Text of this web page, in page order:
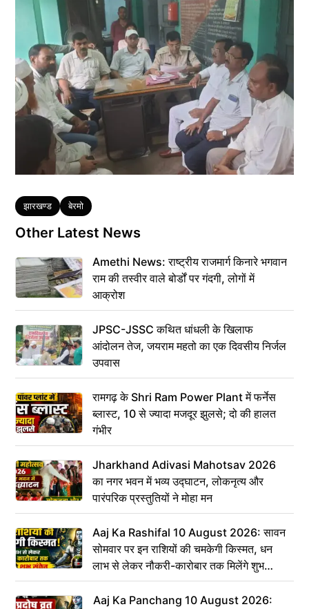
Tags
झारखण्ड बेरमो
Other Latest News
Amethi News: राष्ट्रीय राजमार्ग किनारे भगवान
राम की तस्वीर वाले बोर्डों पर गंदगी, लोगों में
आक्रोश
JPSC-JSSC कथित धांधली के खिलाफ
आंदोलन तेज, जयराम महतो का एक दिवसीय निर्जल
उपवास
रामगढ़ के Shri Ram Power Plant में फर्नेस
ब्लास्ट, 10 से ज्यादा मजदूर झुलसे; दो की हालत
गंभीर
Jharkhand Adivasi Mahotsav 2026
का नगर भवन में भव्य उद्घाटन, लोकनृत्य और
पारंपरिक प्रस्तुतियों ने मोहा मन
Aaj Ka Rashifal 10 August 2026: सावन
सोमवार पर इन राशियों की चमकेगी किस्मत, धन
लाभ से लेकर नौकरी-कारोबार तक मिलेंगे शुभ
संकेत
Aaj Ka Panchang 10 August 2026: